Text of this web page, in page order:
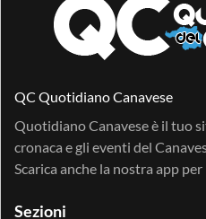
QC Quotidiano Canavese
Quotidiano Canavese è il tuo
cronaca e gli eventi del
Scarica anche la nostra app per
Sezioni